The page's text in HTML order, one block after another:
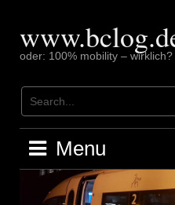
content
oder: 100% mobility –
Menu